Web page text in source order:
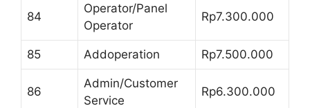
84
Operator/Panel
Operator
Rp7.300.000
85 Addoperation Rp7.500.000
86
Admin/Customer
Service
Rp6.300.000